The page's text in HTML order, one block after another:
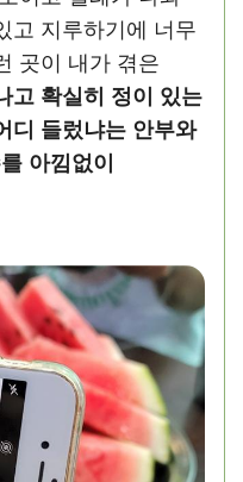
고 지루하기에 너무
곳이 내가 겪은
고 확실히 정이 있는
디 들렀냐는 안부와
아낌없이